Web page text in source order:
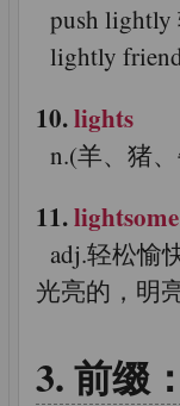
push
lightly
10.lights
n.(羊、猪
11.lightsome
adj.轻松愉
光亮的，明
前缀：